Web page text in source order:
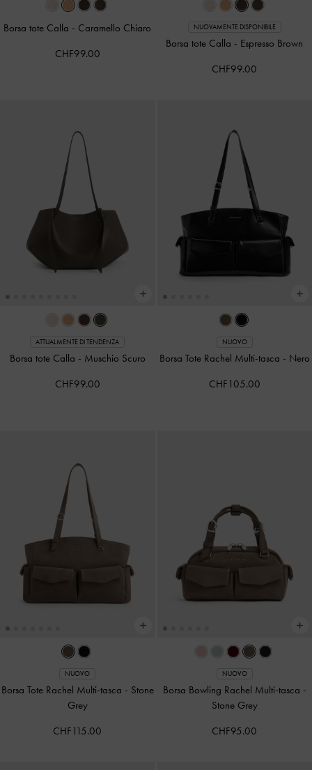
Borsa tote Calla - Caramello Chiaro
CHF99.00
NUOVAMENTE DISPONIBILE
Borsa tote Calla - Espresso Brown
CHF99.00
ATTUALMENTE DI TENDENZA
Borsa tote Calla - Muschio Scuro
CHF99.00
NUOVO
Borsa Tote Rachel Multi-tasca - Nero
CHF105.00
NUOVO
Borsa Tote Rachel Multi-tasca - Stone
Grey
CHF115.00
NUOVO
Borsa Bowling Rachel Multi-tasca -
Stone Grey
CHF95.00